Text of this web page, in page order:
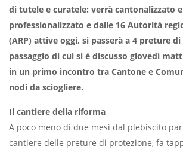
di tutele e curatele: verrà cantonalizzato e
professionalizzato e dalle 16 Autorità
(ARP) attive oggi, si passerà a 4 preture
passaggio di cui si è discusso giovedì
in un primo incontro tra Cantone e
nodi da sciogliere.
Il cantiere della riforma
A poco meno di due mesi dal plebiscito
cantiere delle preture di protezione, fa